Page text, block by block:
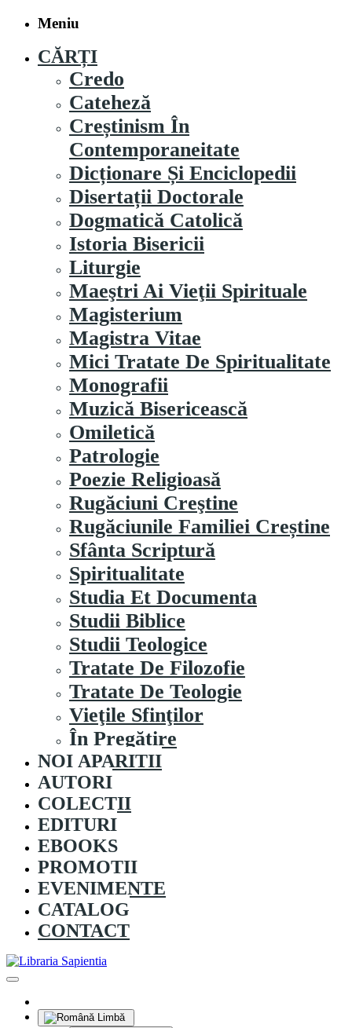
Meniu
CĂRȚI
Credo
Cateheză
Creștinism În
Contemporaneitate
Dicționare Și Enciclopedii
Disertații Doctorale
Dogmatică Catolică
Istoria Bisericii
Liturgie
Maeştri Ai Vieţii Spirituale
Magisterium
Magistra Vitae
Mici Tratate De Spiritualitate
Monografii
Muzică Bisericească
Omiletică
Patrologie
Poezie Religioasă
Rugăciuni Creştine
Rugăciunile Familiei Creștine
Sfânta Scriptură
Spiritualitate
Studia Et Documenta
Studii Biblice
Studii Teologice
Tratate De Filozofie
Tratate De Teologie
Vieţile Sfinţilor
În Pregătire
NOI APARITII
AUTORI
COLECȚII
EDITURI
EBOOKS
PROMOȚII
EVENIMENTE
CATALOG
CONTACT
Limbă